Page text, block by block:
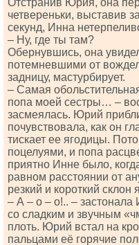
Отстранив Юрия, она
четвереньки, выставив
секунд, Инна
– Ну, где ты там?
Обернувшись, она
потемневшими от
задницу, мастурбирует.
– Самая
попа моей сестры… –
засмеялась. Юрий
почувствовала, как он
тискает ее ягодицы.
поцелуями, и попа
приятно Инне было,
равном расстоянии от
резкий и короткий
– А – о – о!.. – застонала
со сладким и звучным
плоть. Юрий встал на
пальцами её горячие